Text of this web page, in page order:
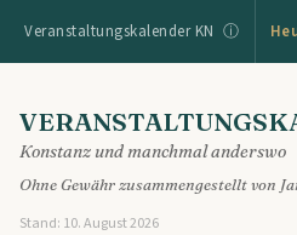
Veranstaltungskalender KN ⓘ
Konstanz und manchmal anderswo
Ohne Gewähr zusammengestellt von
Stand: 10. August 2026